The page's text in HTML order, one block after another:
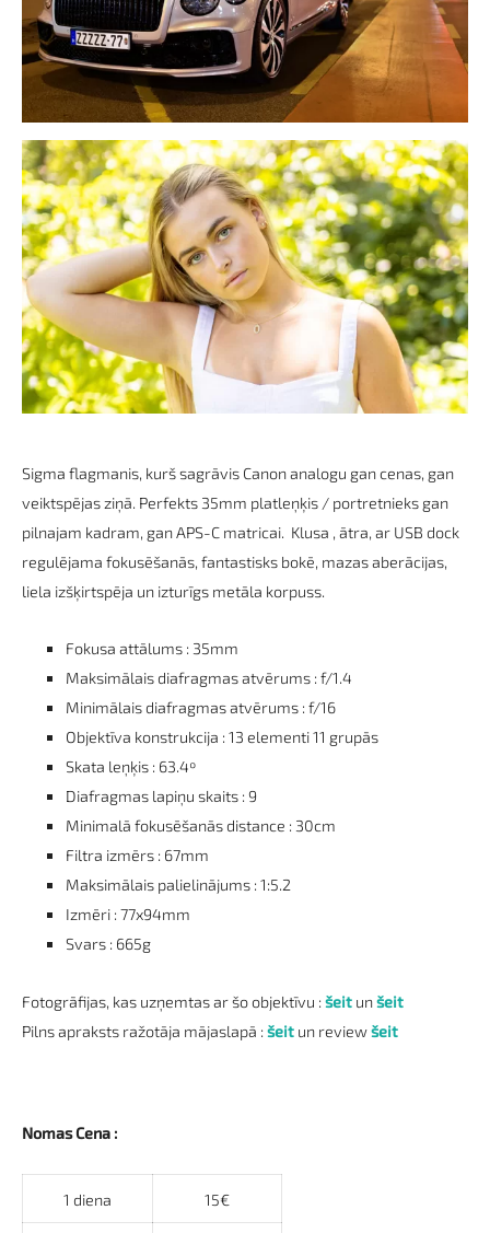
Sigma flagmanis, kurš sagrāvis Canon analogu gan cenas, gan
veiktspējas ziņā. Perfekts 35mm platleņķis / portretnieks gan
pilnajam kadram, gan APS-C matricai. Klusa , ātra, ar USB dock
regulējama fokusēšanās, fantastisks bokē, mazas aberācijas,
liela izšķirtspēja un izturīgs metāla korpuss.
Fokusa attālums : 35mm
Maksimālais diafragmas atvērums : f/1.4
Minimālais diafragmas atvērums : f/16
Objektīva konstrukcija : 13 elementi 11 grupās
Skata leņķis : 63.4º
Diafragmas lapiņu skaits : 9
Minimalā fokusēšanās distance : 30cm
Filtra izmērs : 67mm
Maksimālais palielinājums : 1:5.2
Izmēri : 77x94mm
Svars : 665g
Fotogrāfijas, kas uzņemtas ar šo objektīvu : šeit unšeit
Pilns apraksts ražotāja mājaslapā : šeit un reviewšeit
Nomas Cena :
1 diena 15€